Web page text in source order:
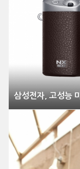
삼성전자, 고성능